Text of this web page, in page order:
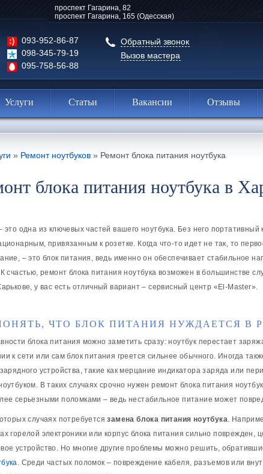
проспект Гагарина, 82
проспект Гагарина, 165 (Одесская)
093-952-86-87
098-345-79-19
095-758-56-88
Обратный звонок
Вызов мастера
Услуги Статьи Вакансии Отзывы
» Ремонт ноутбуков » Ремонт блока питания ноутбука
блока питания ноутбука в
это одна из ключевых частей вашего ноутбука. Без него портативный
привязанным к розетке. Когда что-то идет не так, то
– это блок питания, ведь именно он обеспечивает стабильное
счастью, ремонт блока питания ноутбука возможен в большинстве
у вас есть отличный вариант – сервисный центр «El-Master».
ЧТО БЛОК ПИТАНИЯ НУЖДАЕТСЯ В
блока питания можно заметить сразу: ноутбук перестает
к сети или сам блок питания греется сильнее обычного. Иногда
устройства, такие как мерцание индикатора заряда или
В таких случаях срочно нужен ремонт блока питания
серьезными поломками – ведь нестабильное питание может
случаях потребуетсязамена блока питания ноутбука .
горелой электроники или корпус блока питания сильно поврежден,
устройство. Но многие другие проблемы можно решить,
. Среди частых поломок – повреждение кабеля, разъемов или